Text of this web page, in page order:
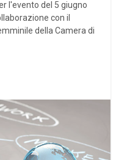
l'evento del 5 giugno
con il
della Camera di